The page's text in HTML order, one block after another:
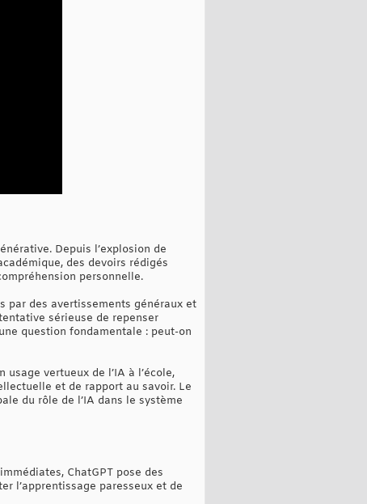
Depuis l’explosion de
des devoirs rédigés
personnelle.
par des avertissements généraux et
sérieuse de repenser
question fondamentale : peut-on
vertueux de l’IA à l’école,
et de rapport au savoir. Le
du rôle de l’IA dans le système
ChatGPT pose des
l’apprentissage paresseux et de